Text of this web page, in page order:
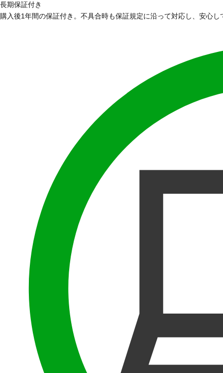
長期保証付き
購入後1年間の保証付き。不具合時も保証規定に沿って対応し、安心